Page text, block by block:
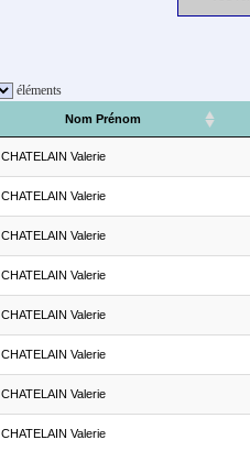
éléments
Nom Prénom
CHATELAIN Valerie
CHATELAIN Valerie
CHATELAIN Valerie
CHATELAIN Valerie
CHATELAIN Valerie
CHATELAIN Valerie
CHATELAIN Valerie
CHATELAIN Valerie